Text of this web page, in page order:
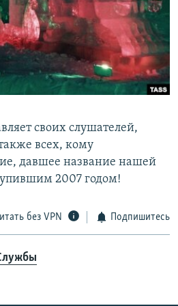
своих слушателей,
всех, кому
давшее название нашей
2007 годом!
без VPN Подпишитесь